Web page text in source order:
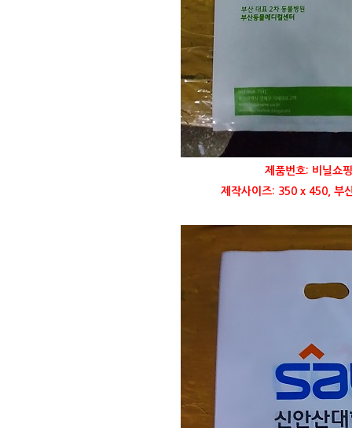
제품번호: 비닐쇼
제작사이즈: 350 x 450, 부